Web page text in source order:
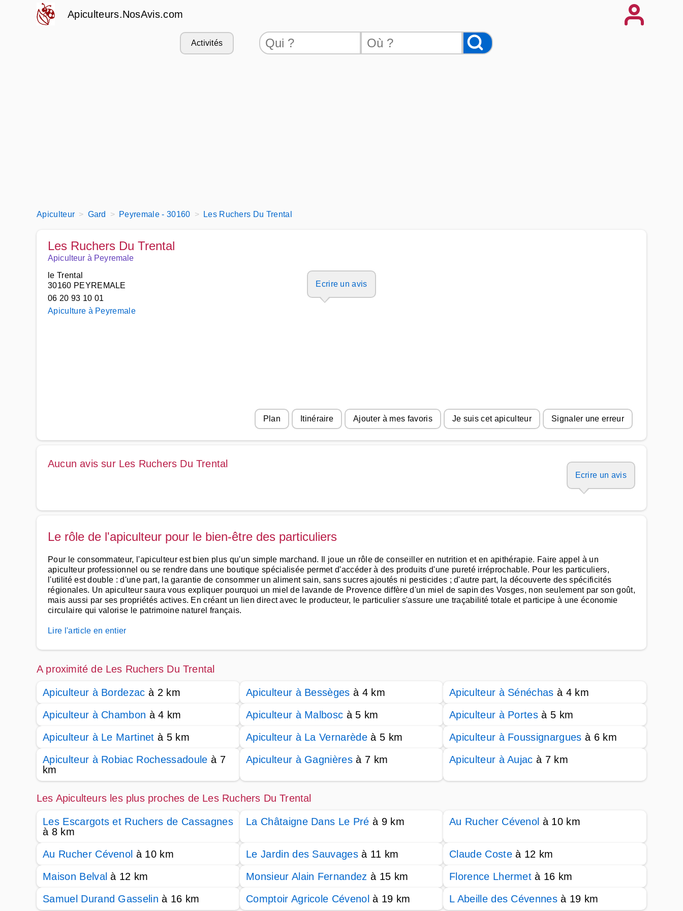
Apiculteurs.NosAvis.com
Activités
Apiculteur Gard Peyremale - 30160 Les Ruchers Du Trental
Les Ruchers Du Trental
Apiculteur à Peyremale
le Trental
30160 PEYREMALE
06 20 93 10 01
Apiculture à Peyremale
Ecrire un avis
Plan Itinéraire Ajouter à mes favoris Je suis cet apiculteur Signaler une erreur
Aucun avis sur Les Ruchers Du Trental
Ecrire un avis
Le rôle de l'apiculteur pour le bien-être des particuliers
Pour le consommateur, l'apiculteur est bien plus qu'un simple marchand. Il joue un rôle de conseiller en nutrition et en apithérapie. Faire appel à un
apiculteur professionnel ou se rendre dans une boutique spécialisée permet d'accéder à des produits d'une pureté irréprochable. Pour les particuliers,
l'utilité est double : d'une part, la garantie de consommer un aliment sain, sans sucres ajoutés ni pesticides ; d'autre part, la découverte des spécificités
régionales. Un apiculteur saura vous expliquer pourquoi un miel de lavande de Provence diffère d'un miel de sapin des Vosges, non seulement par son goût,
mais aussi par ses propriétés actives. En créant un lien direct avec le producteur, le particulier s'assure une traçabilité totale et participe à une économie
circulaire qui valorise le patrimoine naturel français.
Lire l'article en entier
A proximité de Les Ruchers Du Trental
Apiculteur à Bordezac à 2 km Apiculteur à Bessèges à 4 km Apiculteur à Sénéchas à 4 km
Apiculteur à Chambon à 4 km Apiculteur à Malbosc à 5 km Apiculteur à Portes à 5 km
Apiculteur à Le Martinet à 5 km Apiculteur à La Vernarède à 5 km Apiculteur à Foussignargues à 6 km
Apiculteur à Robiac Rochessadoule à 7
km
Apiculteur à Gagnières à 7 km Apiculteur à Aujac à 7 km
Les Apiculteurs les plus proches de Les Ruchers Du Trental
Les Escargots et Ruchers de Cassagnes
à 8 km
La Châtaigne Dans Le Pré à 9 km Au Rucher Cévenol à 10 km
Au Rucher Cévenol à 10 km Le Jardin des Sauvages à 11 km Claude Costeà 12 km
Maison Belval à 12 km Monsieur Alain Fernandez à 15 km Florence Lhermet à 16 km
Samuel Durand Gasselin à 16 km Comptoir Agricole Cévenol à 19 km L Abeille des Cévennes à 19 km